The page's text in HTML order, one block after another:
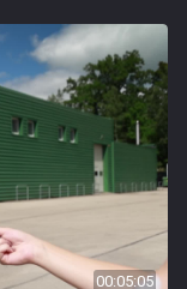
00:05:05